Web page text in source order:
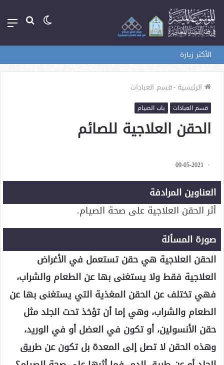
بحث الوضع
الأكثر زيارة
الرئيسية-قسم العبادات
قسم العبادات باب الصيام
الحقن العلاجية للصائم
09-05-2021
العناوين المرادفة
أثر الحقن العلاجية على صحة الصيام.
صورة المسألة
الحقن العلاجية هي حقن تستعمل في الأغراض
العلاجية فقط ولا يستغنى بها عن الطعام والشراب،
فهي تختلف عن الحقن المغذية التي يستغنى بها عن
الطعام والشراب، وهي إما أن تؤخذ تحت الجلد مثل
حقن الأنسولين، أو تكون في العضل أو في الوريد،
وهذه الحقن لا تصل إلى المعدة بل تكون عن طريق